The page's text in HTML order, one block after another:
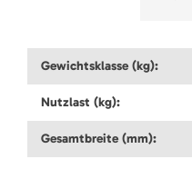
Gewichtsklasse (kg):
Nutzlast (kg):
Gesamtbreite (mm):